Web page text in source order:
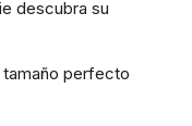
descubra su
tamaño perfecto